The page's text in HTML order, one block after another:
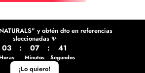
y obtén dto en referencias
sleccionadas ✨
03 : 07
Minutos
: 39
Segundos
¡Lo quiero!